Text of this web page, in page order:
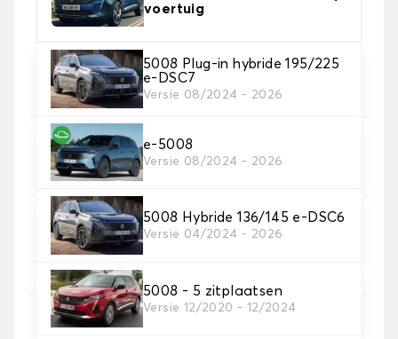
voertuig
5008 Plug-in hybride 195/225
e-DSC7
Versie 08/2024 - 2026
e-5008
Versie 08/2024 - 2026
5008 Hybride 136/145 e-DSC6
Versie 04/2024 - 2026
5008 - 5 zitplaatsen
Versie 12/2020 - 12/2024
2. Materiaal
Kies het materiaal van uw automatten
3. Aantal matten
Selecteer het aantal automatten dat je nodig hebt.
4. Tapijt kleuren
Kies de kleur van je tapijt ..
5. Materiaal riem